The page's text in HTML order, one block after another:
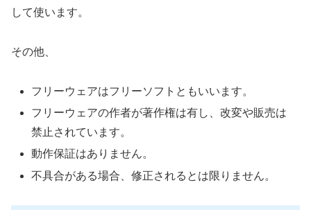
して使います。
その他、
フリーウェアはフリーソフトともいいます。
フリーウェアの作者が著作権は有し、改変や販売は
禁止されています。
動作保証はありません。
不具合がある場合、修正されるとは限りません。